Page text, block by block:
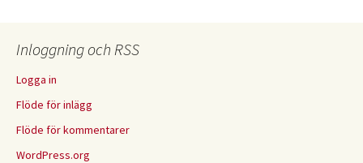
Inloggning och RSS
Logga in
Flöde för inlägg
Flöde för kommentarer
WordPress.org